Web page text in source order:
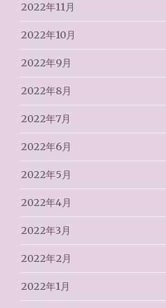
2022年11月
2022年10月
2022年9月
2022年8月
2022年7月
2022年6月
2022年5月
2022年4月
2022年3月
2022年2月
2022年1月